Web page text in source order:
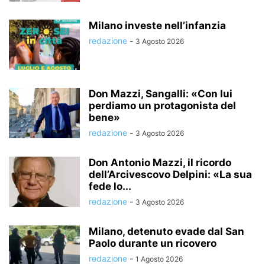
Milano investe nell’infanzia
redazione - 3 Agosto 2026
Don Mazzi, Sangalli: «Con lui
perdiamo un protagonista del
bene»
redazione - 3 Agosto 2026
Don Antonio Mazzi, il ricordo
dell’Arcivescovo Delpini: «La sua
fede lo...
redazione - 3 Agosto 2026
Milano, detenuto evade dal San
Paolo durante un ricovero
redazione - 1 Agosto 2026